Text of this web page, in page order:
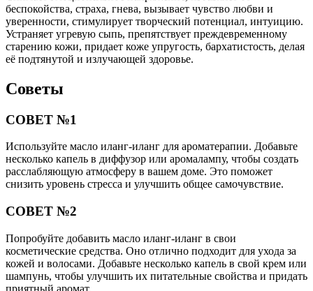
беспокойства, страха, гнева, вызывает чувство любви и
уверенности, стимулирует творческий потенциал, интуицию.
Устраняет угревую сыпь, препятствует преждевременному
старению кожи, придает коже упругость, бархатистость, делая
её подтянутой и излучающей здоровье.
Советы
СОВЕТ №1
Используйте масло иланг-иланг для ароматерапии. Добавьте
несколько капель в диффузор или аромалампу, чтобы создать
расслабляющую атмосферу в вашем доме. Это поможет
снизить уровень стресса и улучшить общее самочувствие.
СОВЕТ №2
Попробуйте добавить масло иланг-иланг в свои
косметические средства. Оно отлично подходит для ухода за
кожей и волосами. Добавьте несколько капель в свой крем или
шампунь, чтобы улучшить их питательные свойства и придать
приятный аромат.